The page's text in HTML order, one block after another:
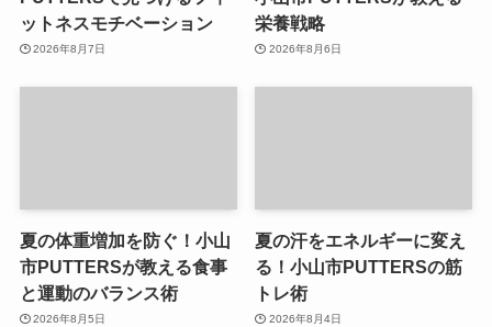
ットネスモチベーション
2026年8月7日
栄養戦略
2026年8月6日
夏の体重増加を防ぐ！小山
市PUTTERSが教える食事
と運動のバランス術
2026年8月5日
夏の汗をエネルギーに変え
る！小山市PUTTERSの筋
トレ術
2026年8月4日